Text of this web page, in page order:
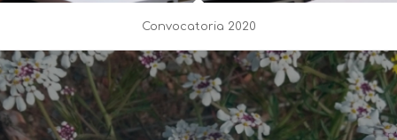
Convocatoria 2020